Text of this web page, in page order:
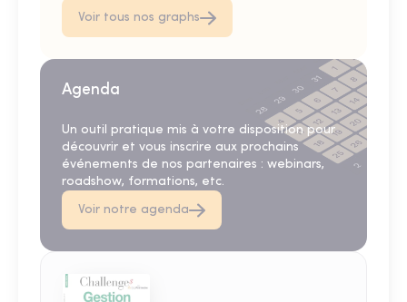
Voir tous nos graphs
Agenda
Un outil pratique mis à votre disposition pour
découvrir et vous inscrire aux prochains
événements de nos partenaires : webinars,
roadshow, formations, etc.
Voir notre agenda